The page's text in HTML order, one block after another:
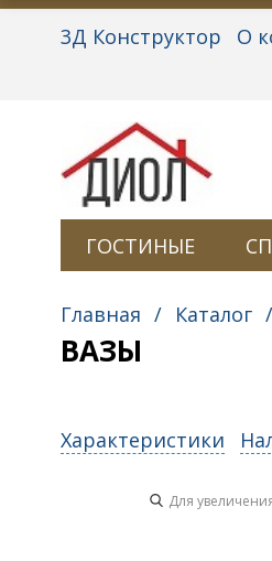
3Д Конструктор О
ГОСТИНЫЕ
Главная / Каталог /
ВАЗЫ
Характеристики
Для